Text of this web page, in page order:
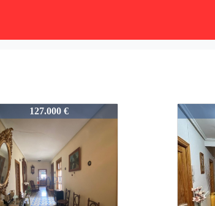
127.000 € 07012